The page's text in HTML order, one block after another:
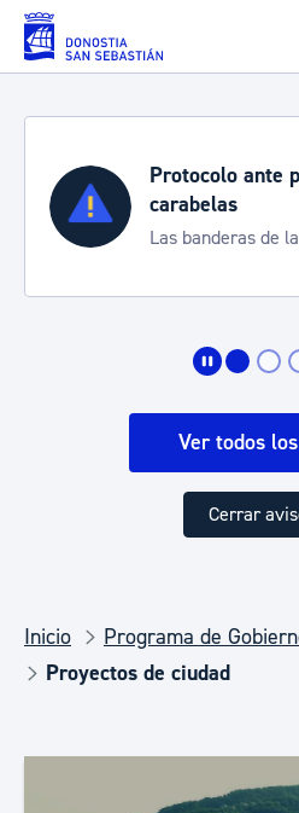
Saltar al contenido principal
Protocolo ante presencia
carabelas
Las banderas de las playas,
Ver todos
Cerrar
Inicio
Programa de
Proyectos de ciudad